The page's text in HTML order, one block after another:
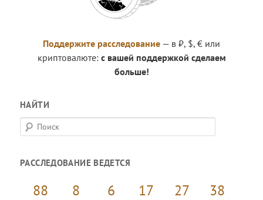
Поддержите расследование — в ₽, $, € или
криптовалюте: с вашей поддержкой сделаем
больше!
НАЙТИ
П
о
с
РАССЛЕДОВАНИЕ ВЕДЕТСЯ
88 8 6 17 27 39